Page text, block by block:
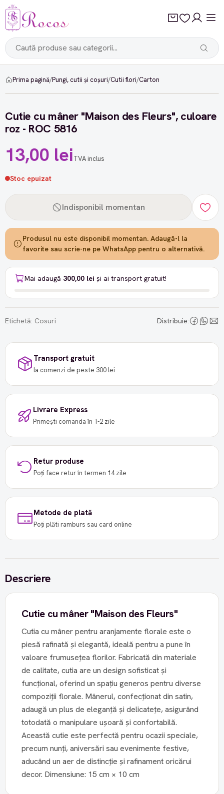
Prima pagină/Pungi, cutii și coșuri/Cutii flori/Carton
Cutie cu mâner "Maison des Fleurs", culoare
roz - ROC 5816
13,00 leiTVA inclus
Stoc epuizat
Indisponibil momentan
Produsul nu este disponibil momentan. Adaugă-l la
favorite sau scrie-ne pe WhatsApp pentru o alternativă.
Mai adaugă 300,00 lei și ai transport gratuit!
Etichetă: Cosuri Distribuie:
Transport gratuit
la comenzi de peste 300 lei
Livrare Express
Primești comanda în 1-2 zile
Retur produse
Poți face retur în termen 14 zile
Metode de plată
Poți plăti ramburs sau card online
Descriere
Cutie cu mâner "Maison des Fleurs"
Cutia cu mâner pentru aranjamente florale este o
piesă rafinată și elegantă, ideală pentru a pune în
valoare frumusețea florilor. Fabricată din materiale
de calitate, cutia are un design sofisticat și
funcțional, oferind un spațiu generos pentru diverse
compoziții florale. Mânerul, confecționat din satin,
adaugă un plus de eleganță și delicatețe, asigurând
totodată o manipulare ușoară și confortabilă.
Această cutie este perfectă pentru ocazii speciale,
precum nunți, aniversări sau evenimente festive,
aducând un aer de distincție și rafinament oricărui
decor. Dimensiune: 15 cm × 10 cm